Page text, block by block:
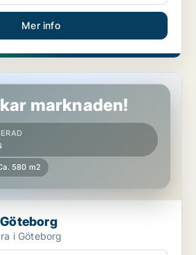
Mer info
marknaden!
580 m2
i Göteborg